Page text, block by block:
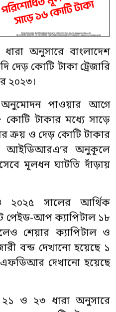
অনুসারে বাংলাদেশ
দেড় কোটি টাকা ট্রেজারি
২০২৩।
অনুমোদন পাওয়ার আগে
টাকার মধ্যে সাড়ে
ক্রয় ও দেড় কোটি টাকার
আইডিআরএ’র অনুকূলে
মূলধন ঘাটতি দাঁড়ায়
২০২৫ সালের আর্থিক
পেইড-আপ ক্যাপিটাল ১৮
শেয়ার ক্যাপিটাল ও
বন্ড দেখানো হয়েছে ১
দেখানো হয়েছে
ও ২৩ ধারা অনুসারে